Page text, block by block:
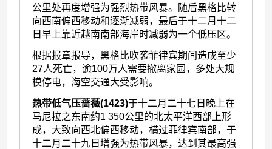
公里处再度增强为强烈热带风暴。随后黑格比转
向西南偏西移动和逐渐减弱，最后于十二月十二
日早上靠近越南南部海岸时减弱为一个低压区。
根据报章报导，黑格比吹袭菲律宾期间造成至少
27人死亡，逾100万人需要撤离家园，多处大规
模停电，海空交通大受影响。
热带低气压蔷薇(1423)于十二月二十七日晚上在
马尼拉之东南约1 350公里的北太平洋西部上形
成，大致向西北偏西移动，横过菲律宾南部，于
十二月二十九日增强为热带风暴，达到其最高强